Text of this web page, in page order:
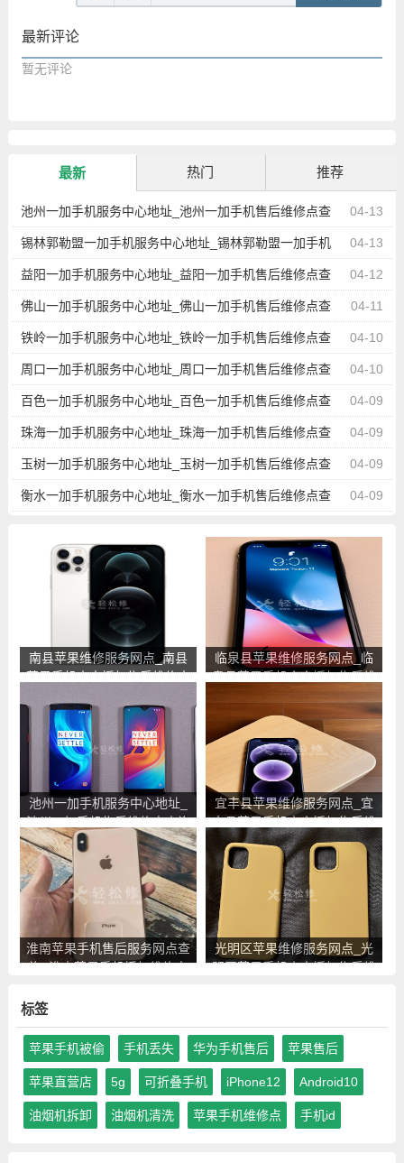
最新评论
暂无评论
最新 热门 推荐
04-13
池州一加手机服务中心地址_池州一加手机售后维修点查
询 04-13
锡林郭勒盟一加手机服务中心地址_锡林郭勒盟一加手机
售后维修点查询 04-12
益阳一加手机服务中心地址_益阳一加手机售后维修点查
询 04-11
佛山一加手机服务中心地址_佛山一加手机售后维修点查
询 04-10
铁岭一加手机服务中心地址_铁岭一加手机售后维修点查
询 04-10
周口一加手机服务中心地址_周口一加手机售后维修点查
询 04-09
百色一加手机服务中心地址_百色一加手机售后维修点查
询 04-09
珠海一加手机服务中心地址_珠海一加手机售后维修点查
询 04-09
玉树一加手机服务中心地址_玉树一加手机售后维修点查
询 04-09
衡水一加手机服务中心地址_衡水一加手机售后维修点查
南县苹果维修服务网点_南县
苹果手机官方授权售后维修中
临泉县苹果维修服务网点_临
泉县苹果手机官方授权售后维
池州一加手机服务中心地址_
池州一加手机售后维修点查询
宜丰县苹果维修服务网点_宜
丰县苹果手机官方授权售后维
修中心地址电话
淮南苹果手机售后服务网点查
询_淮南苹果手机授权维修中
光明区苹果维修服务网点_光
明区苹果手机官方授权售后维
标签
苹果手机被偷 手机丢失 华为手机售后 苹果售后
苹果直营店 5g 可折叠手机 iPhone12 Android10
油烟机拆卸 油烟机清洗 苹果手机维修点 手机id